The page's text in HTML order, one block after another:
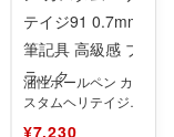
油性ボールペン カ
スタムヘリテイジ
¥7,230